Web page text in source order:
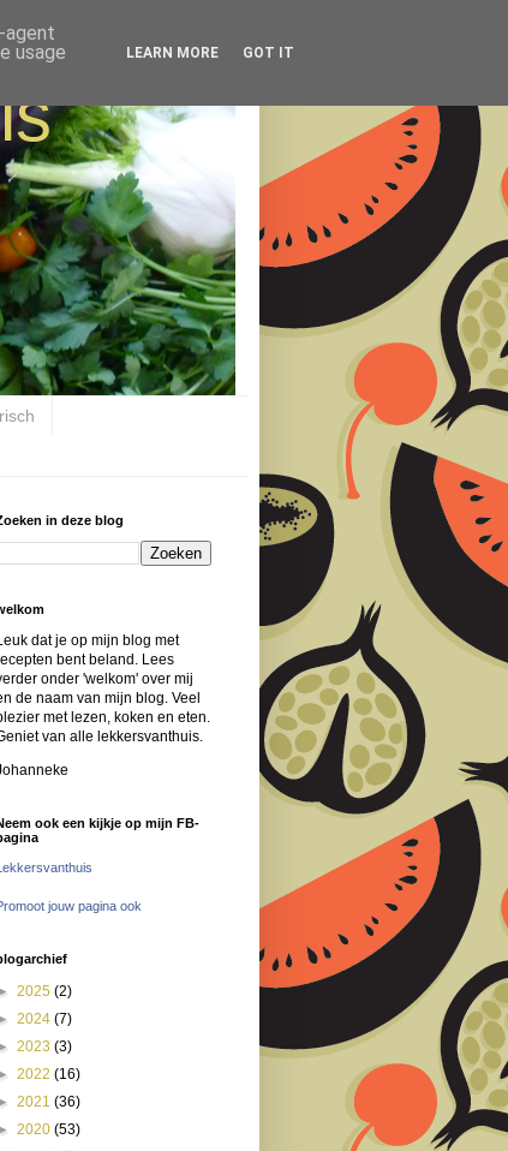
in deze blog
dat je op mijn blog met
bent beland. Lees
onder 'welkom' over mij
de naam van mijn blog. Veel
met lezen, koken en eten.
van alle lekkersvanthuis.
ook een kijkje op mijn FB-
jouw pagina ook
2025 (2)
2024 (7)
2023 (3)
2022 (16)
2021 (36)
2020 (53)
agent
usage
LEARN MORE GOT IT